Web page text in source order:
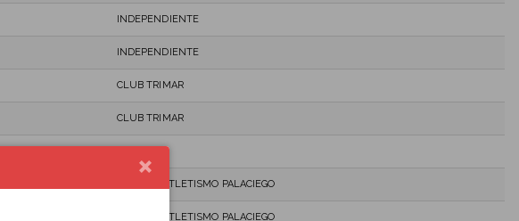
INDEPENDIENTE
INDEPENDIENTE
CLUB TRIMAR
CLUB TRIMAR
CLUB DE ATLETISMO PALACIEGO
CLUB DE ATLETISMO PALACIEGO